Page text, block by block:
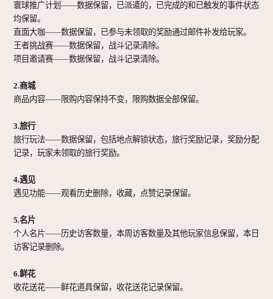
寰球推广计划——数据保留，已派遣的，已完成的和已触发的事件状态
均保留。
直面大咖——数据保留，已参与未领取的奖励通过邮件补发给玩家。
王者挑战赛——数据保留，战斗记录清除。
项目邀请赛——数据保留，战斗记录清除。
2.商城
商品内容——限购内容保持不变，限购数据全部保留。
3.旅行
旅行玩法——数据保留，包括地点解锁状态，旅行奖励记录，奖励分配
记录，玩家未领取的旅行奖励。
4.遇见
遇见功能——观看历史删除，收藏，点赞记录保留。
5.名片
个人名片——历史访客数量，本周访客数量及其他玩家信息保留，本日
访客记录删除。
6.鲜花
收花送花——鲜花道具保留，收花送花记录保留。